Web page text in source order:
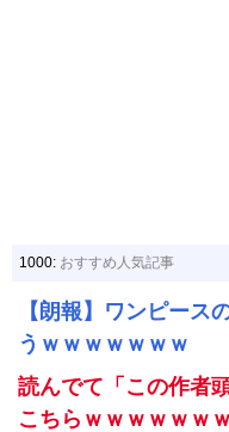
1000: おすすめ人気記事
【朗報】ワンピース
うｗｗｗｗｗｗｗ
読んでて「この作者
こちらｗｗｗｗｗｗｗ